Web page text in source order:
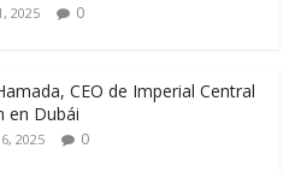
2025 0
CEO de Imperial Central
en Dubái
2025 0